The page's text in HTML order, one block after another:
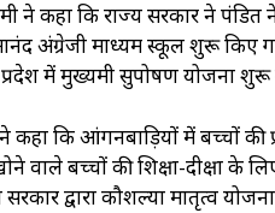
ने कहा कि राज्य सरकार ने
अंग्रेजी माध्यम स्कूल शुरू किए
में मुख्यमंत्री सुपोषण योजना
कहा कि आंगनबाड़ियों में बच्चों की
वाले बच्चों की शिक्षा-दीक्षा के
सरकार द्वारा कौशल्या मातृत्व